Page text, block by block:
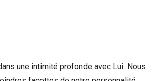
une intimité profonde avec Lui. Nous